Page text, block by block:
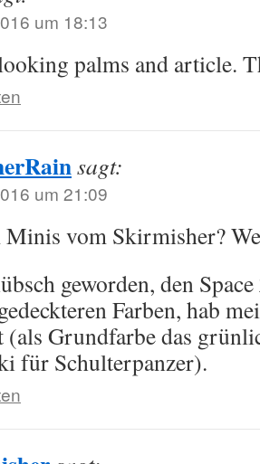
um 18:13
palms and article.
sagt:
um 21:09
Minis vom Skirmisher?
geworden, den
Farben, hab
(als Grundfarbe das
für Schulterpanzer).